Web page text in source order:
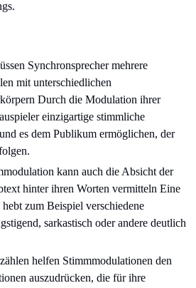
Synchronsprecher mehrere
mit unterschiedlichen
Durch die Modulation ihrer
einzigartige stimmliche
es dem Publikum ermöglichen, der
kann auch die Absicht der
hinter ihren Worten vermitteln Eine
zum Beispiel verschiedene
sarkastisch oder andere deutlich
helfen Stimmmodulationen den
auszudrücken, die für ihre